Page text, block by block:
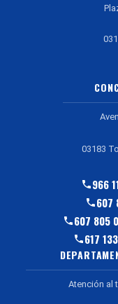
03183
966
607
607 805
617
Atención al